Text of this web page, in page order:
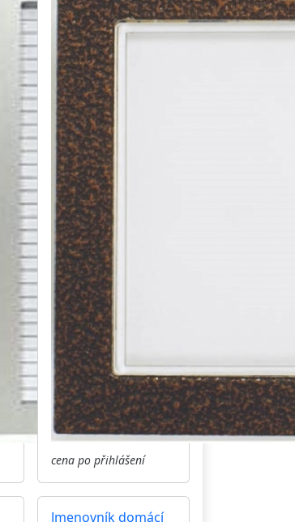
cena po přihlášení
Jmenovník domácí